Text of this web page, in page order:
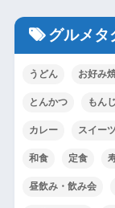
グルメタ
うどん お好み
とんかつ もん
カレー スイーツ
和食 定食
昼飲み・飲み会